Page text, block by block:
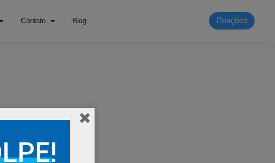
Contato Blog Doações